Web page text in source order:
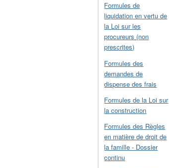
Formules de
liquidation en vertu de
la Loi sur les
procureurs (non
prescrites)
Formules des
demandes de
dispense des frais
Formules de la Loi sur
la construction
Formules des Règles
en matière de droit de
la famille - Dossier
continu